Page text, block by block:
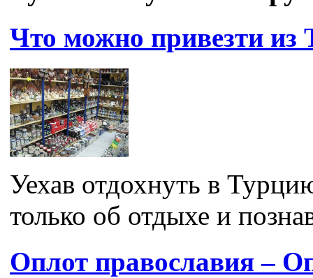
Что можно привезти из
Уехав отдохнуть в
только об отдыхе и
Оплот православия –